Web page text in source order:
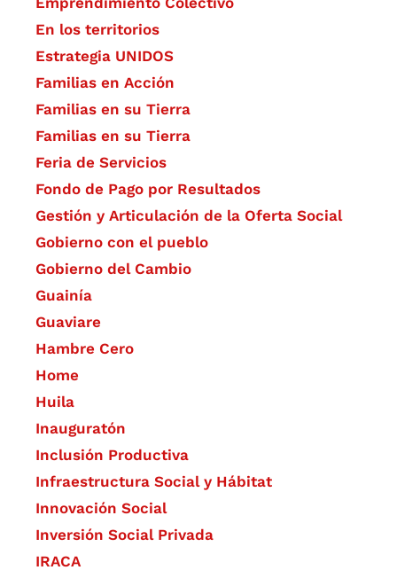
En los territorios
Estrategia UNIDOS
Familias en Acción
Familias en su Tierra
Familias en su Tierra
Feria de Servicios
Fondo de Pago por Resultados
Gestión y Articulación de la Oferta Social
Gobierno con el pueblo
Gobierno del Cambio
Guainía
Guaviare
Hambre Cero
Home
Huila
Inauguratón
Inclusión Productiva
Infraestructura Social y Hábitat
​Innovación Social
Inversión Social Privada
IRACA